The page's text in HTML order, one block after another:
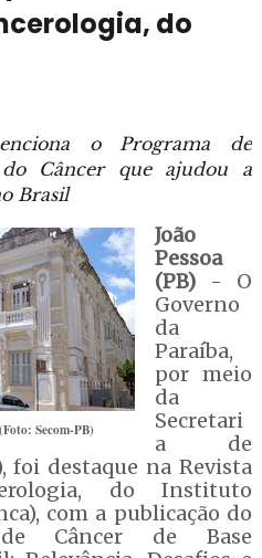
do
o Programa de
Câncer que ajudou a
Brasil
Secom-PB)
João
Pessoa
(PB)- O
Governo
da
Paraíba,
por meio
da
Secretari
a de
foi destaque na Revista
do Instituto
com a publicação do
Câncer de Base